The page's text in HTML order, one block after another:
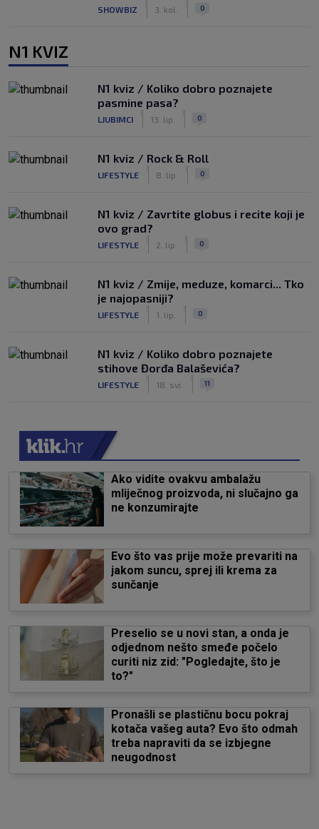
SHOWBIZ 3. kol. 0
N1 KVIZ
N1 kviz / Koliko dobro poznajete
pasmine pasa?
LJUBIMCI 13. lip. 0
N1 kviz / Rock & Roll
LIFESTYLE 8. lip. 0
N1 kviz / Zavrtite globus i recite koji je
ovo grad?
LIFESTYLE 2. lip. 0
N1 kviz / Zmije, meduze, komarci... Tko
je najopasniji?
LIFESTYLE 1. lip. 0
N1 kviz / Koliko dobro poznajete
stihove Đorđa Balaševića?
LIFESTYLE 18. svi. 11
Ako vidite ovakvu ambalažu
mliječnog proizvoda, ni slučajno ga
ne konzumirajte
Evo što vas prije može prevariti na
jakom suncu, sprej ili krema za
sunčanje
Preselio se u novi stan, a onda je
odjednom nešto smeđe počelo
curiti niz zid: "Pogledajte, što je
to?"
Pronašli se plastičnu bocu pokraj
kotača vašeg auta? Evo što odmah
treba napraviti da se izbjegne
neugodnost